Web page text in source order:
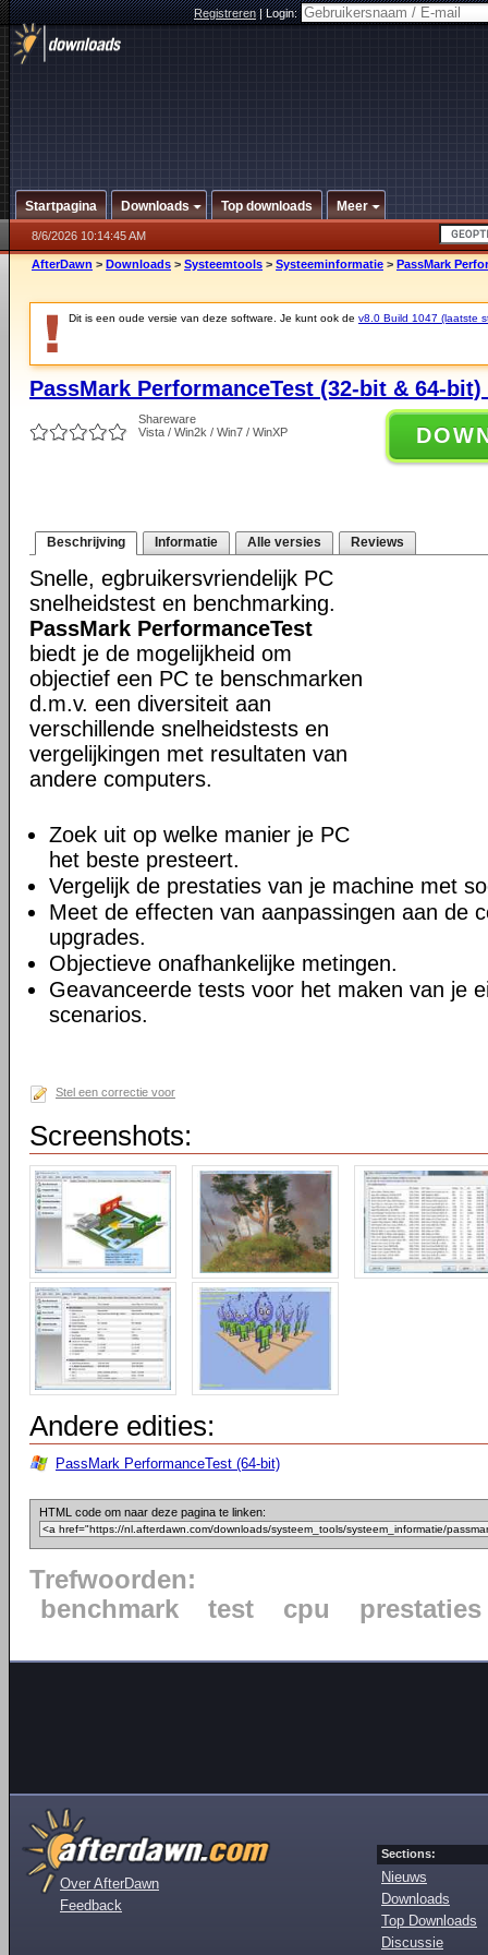
Registreren|Login:
Startpagina Downloads Top downloads Meer
8/6/2026 10:14:45 AM
AfterDawn > Downloads > Systeemtools > Systeeminformatie > PassMark
Dit is een oude versie van deze software. Je kunt ook de v8.0 Build 1047 (laatste
PassMark PerformanceTest (32-bit & 64-
Shareware
Vista / Win2k / Win7 / WinXP
Beschrijving Informatie Alle versies Reviews
Snelle, egbruikersvriendelijk PC
snelheidstest en benchmarking.
PassMark PerformanceTest
biedt je de mogelijkheid om
objectief een PC te benschmarken
d.m.v. een diversiteit aan
verschillende snelheidstests en
vergelijkingen met resultaten van
andere computers.
Zoek uit op welke manier je PC
het beste presteert.
Vergelijk de prestaties van je machine met
Meet de effecten van aanpassingen aan de
upgrades.
Objectieve onafhankelijke metingen.
Geavanceerde tests voor het maken van je
scenarios.
Stel een correctie voor
Screenshots:
Andere edities:
PassMark PerformanceTest (64-bit)
HTML code om naar deze pagina te linken:
Trefwoorden:
benchmark
test cpu prestaties
Over AfterDawn
Feedback
Sections:
Nieuws
Downloads
Top Downloads
Discussie